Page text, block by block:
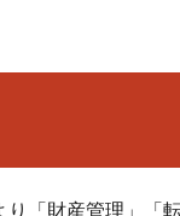
「財産管理」「